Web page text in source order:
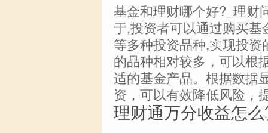
基金和理财哪个好?_理财
于,投资者可以通过购买
等多种投资品种,实现投
的品种相对较多，可以根
适的基金产品。根据数据
资，可以有效降低风险，
理财通万分收益怎